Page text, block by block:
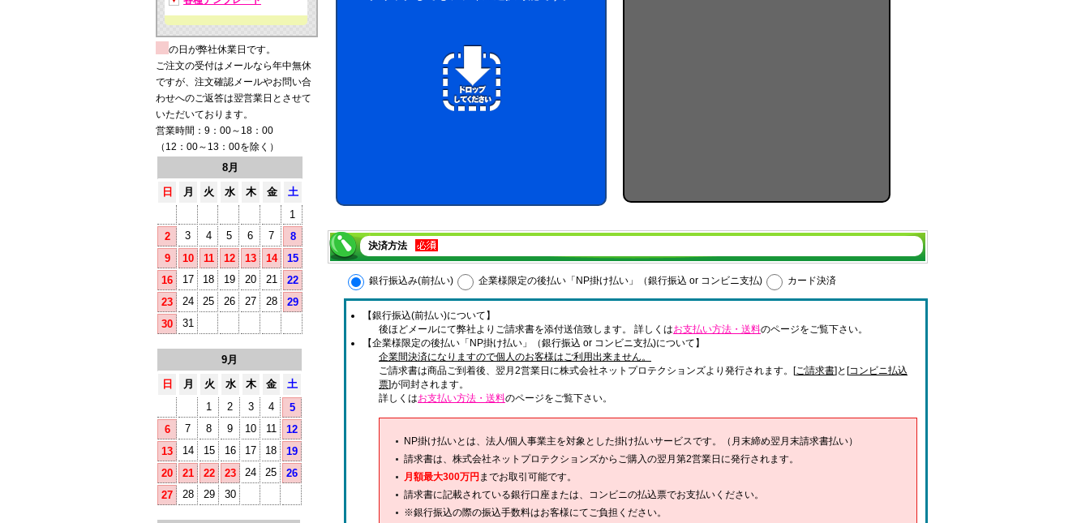
の日が弊社休業日です。
ご注文の受付はメールなら年中無休
ですが、注文確認メールやお問い合
わせへのご返答は翌営業日とさせて
いただいております。
営業時間：9：00～18：00
（12：00～13：00を除く）
8月
日
月 火 水 木 金
土
1
2
3 4 5 6 7
8
9
10 11 12 13 14
15
16
17 18 19 20 21
22
23
24 25 26 27 28
29
30
31
9月
日
月 火 水 木 金
土
1
2 3 4
5
6
7 8 9 10 11
12
13
14 15 16 17 18
19
20
21 22 23 24 25
26
27
28 29 30
決済方法
銀行振込み(前払い) 企業様限定の後払い「NP掛け払い」（銀行振込 or コンビニ支払) カード決済
【銀行振込(前払い)について】
後ほどメールにて弊社よりご請求書を添付送信致します。 詳しくはお支払い方法・送料のページをご覧下さい。
【企業様限定の後払い「NP掛け払い」（銀行振込 or コンビニ支払)について】
企業間決済になりますので個人のお客様はご利用出来ません。
ご請求書は商品ご到着後、翌月2営業日に株式会社ネットプロテクションズより発行されます。[ご請求書]と[コンビニ払込
票]が同封されます。
詳しくはお支払い方法・送料のページをご覧下さい。
NP掛け払いとは、法人/個人事業主を対象とした掛け払いサービスです。（月末締め翌月末請求書払い）
請求書は、株式会社ネットプロテクションズからご購入の翌月第2営業日に発行されます。
月額最大300万円 までお取引可能です。
請求書に記載されている銀行口座または、コンビニの払込票でお支払いください。
※銀行振込の際の振込手数料はお客様にてご負担ください。